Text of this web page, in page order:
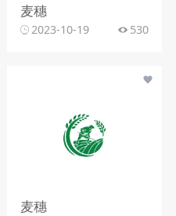
麦穗
2023-10-19 530
麦穗